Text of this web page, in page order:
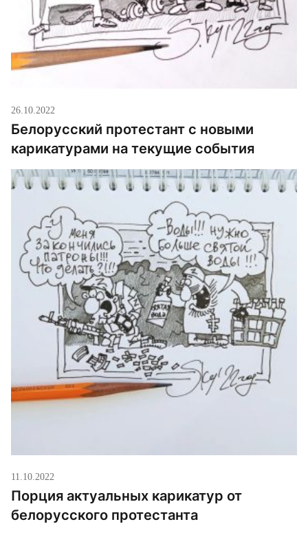
26.10.2022
Белорусский протестант с новыми
карикатурами на текущие события
11.10.2022
Порция актуальных карикатур от
белорусского протестанта